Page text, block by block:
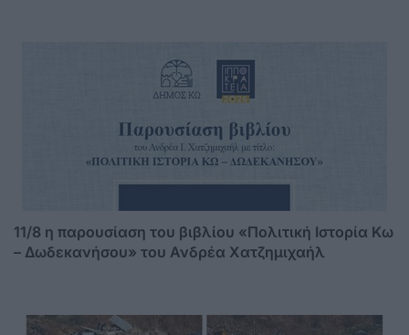
11/8 η παρουσίαση του βιβλίου «Πολιτική Ιστορία Κω
– Δωδεκανήσου» του Ανδρέα Χατζημιχαήλ